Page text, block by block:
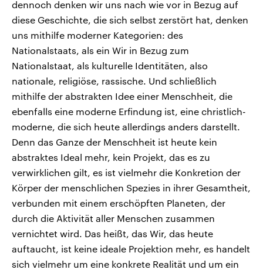
dennoch denken wir uns nach wie vor in Bezug auf
diese Geschichte, die sich selbst zerstört hat, denken
uns mithilfe moderner Kategorien: des
Nationalstaats, als ein Wir in Bezug zum
Nationalstaat, als kulturelle Identitäten, also
nationale, religiöse, rassische. Und schließlich
mithilfe der abstrakten Idee einer Menschheit, die
ebenfalls eine moderne Erfindung ist, eine christlich-
moderne, die sich heute allerdings anders darstellt.
Denn das Ganze der Menschheit ist heute kein
abstraktes Ideal mehr, kein Projekt, das es zu
verwirklichen gilt, es ist vielmehr die Konkretion der
Körper der menschlichen Spezies in ihrer Gesamtheit,
verbunden mit einem erschöpften Planeten, der
durch die Aktivität aller Menschen zusammen
vernichtet wird. Das heißt, das Wir, das heute
auftaucht, ist keine ideale Projektion mehr, es handelt
sich vielmehr um eine konkrete Realität und um ein